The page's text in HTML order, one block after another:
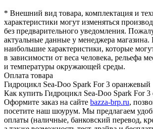
* Внешний вид товара, комплектация и
характеристики могут изменяться
без предварительного уведомления.
актуальные данные у менеджера
наибольшие характеристики, которые
в зависимости от веса человека, рельефа
и температуры окружающей среды.
Оплата товара
Гидроцикл Sea-Doo Spark For 3 оранжевый
Как купить Гидроцикл Sea-Doo Spark For
Оформите заказ на сайте bazza-brp.ru,
посетите наш шоурум. Мы предлагаем
оплаты (наличные, банковский перевод,